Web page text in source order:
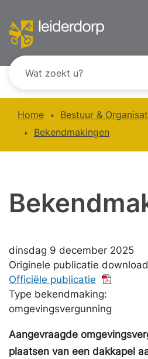
Home Bestuur &
Bekendmakingen
dinsdag 9 december 2025
Originele publicatie
Officiële publicatie
Type bekendmaking:
omgevingsvergunning
Aangevraagde
plaatsen van een dakkapel